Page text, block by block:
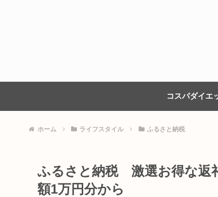
コスパダイエ
ホーム ライフスタイル ふるさと納税
ふるさと納税 激選お得な返
額1万円分から